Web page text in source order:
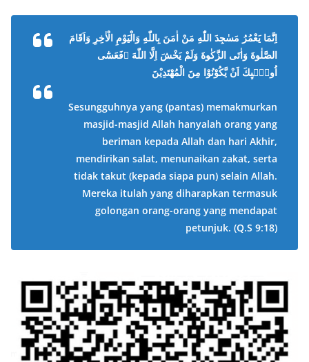
اِنَّمَا يَعْمُرُ مَسٰجِدَ اللّٰهِ مَنْ اٰمَنَ بِاللّٰهِ وَالْيَوْمِ الْاٰخِرِ وَاَقَامَ
الصَّلٰوةَ وَاٰتَى الزَّكٰوةَ وَلَمْ يَخْشَ اِلَّا اللّٰهَ ۗفَعَسٰٓى
اُولٰۤىِٕكَ اَنْ يَّكُوْنُوْا مِنَ الْمُهْتَدِيْنَ
Sesungguhnya yang (pantas) memakmurkan
masjid-masjid Allah hanyalah orang yang
beriman kepada Allah dan hari Akhir,
mendirikan salat, menunaikan zakat, serta
tidak takut (kepada siapa pun) selain Allah.
Mereka itulah yang diharapkan termasuk
golongan orang-orang yang mendapat
petunjuk. (Q.S 9:18)